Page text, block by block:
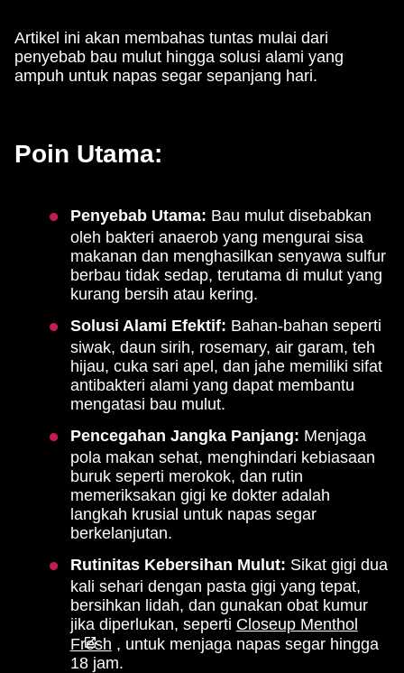
Artikel ini akan membahas tuntas mulai dari
penyebab bau mulut hingga solusi alami yang
ampuh untuk napas segar sepanjang hari.
Poin Utama:
Penyebab Utama: Bau mulut disebabkan
oleh bakteri anaerob yang mengurai sisa
makanan dan menghasilkan senyawa sulfur
berbau tidak sedap, terutama di mulut yang
kurang bersih atau kering.
Solusi Alami Efektif: Bahan-bahan seperti
siwak, daun sirih, rosemary, air garam, teh
hijau, cuka sari apel, dan jahe memiliki sifat
antibakteri alami yang dapat membantu
mengatasi bau mulut.
Pencegahan Jangka Panjang: Menjaga
pola makan sehat, menghindari kebiasaan
buruk seperti merokok, dan rutin
memeriksakan gigi ke dokter adalah
langkah krusial untuk napas segar
berkelanjutan.
Rutinitas Kebersihan Mulut: Sikat gigi dua
kali sehari dengan pasta gigi yang tepat,
bersihkan lidah, dan gunakan obat kumur
jika diperlukan, seperti Closeup Menthol
Fresh , untuk menjaga napas segar hingga
18 jam.